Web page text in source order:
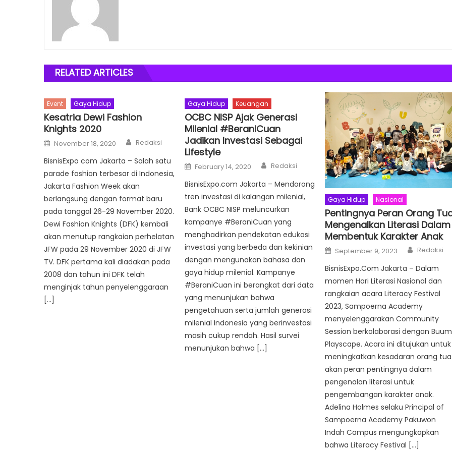
RELATED ARTICLES
Event Gaya Hidup
Kesatria Dewi Fashion
Knights 2020
Posted
on
November 18, 2020 Author
Redaksi
BisnisExpo com Jakarta – Salah satu
parade fashion terbesar di Indonesia,
Jakarta Fashion Week akan
berlangsung dengan format baru
pada tanggal 26-29 November 2020.
Dewi Fashion Knights (DFK) kembali
akan menutup rangkaian perhelatan
JFW pada 29 November 2020 di JFW
TV. DFK pertama kali diadakan pada
2008 dan tahun ini DFK telah
menginjak tahun penyelenggaraan
[…]
Gaya Hidup Keuangan
OCBC NISP Ajak Generasi
Milenial #BeraniCuan
Jadikan Investasi Sebagai
Lifestyle
Posted
on
February 14, 2020 Author
Redaksi
BisnisExpo.com Jakarta – Mendorong
tren investasi di kalangan milenial,
Bank OCBC NISP meluncurkan
kampanye #BeraniCuan yang
menghadirkan pendekatan edukasi
investasi yang berbeda dan kekinian
dengan mengunakan bahasa dan
gaya hidup milenial. Kampanye
#BeraniCuan ini berangkat dari data
yang menunjukan bahwa
pengetahuan serta jumlah generasi
milenial Indonesia yang berinvestasi
masih cukup rendah. Hasil survei
menunjukan bahwa […]
Gaya Hidup Nasional
Pentingnya Peran Orang
Mengenalkan Literasi Dalam
Membentuk Karakter Anak
Posted
on
September 9, 2023 Author
Redaksi
BisnisExpo.Com Jakarta – Dalam
momen Hari Literasi Nasional dan
rangkaian acara Literacy Festival
2023, Sampoerna Academy
menyelenggarakan Community
Session berkolaborasi dengan
Playscape. Acara ini ditujukan untuk
meningkatkan kesadaran orang tua
akan peran pentingnya dalam
pengenalan literasi untuk
pengembangan karakter anak.
Adelina Holmes selaku Principal of
Sampoerna Academy Pakuwon
Indah Campus mengungkapkan
bahwa Literacy Festival […]